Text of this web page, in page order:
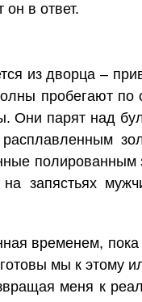
в ответ.
из дворца –
пробегают по
Они парят над
полированным
запястьях
временем,
мы к этому
меня к